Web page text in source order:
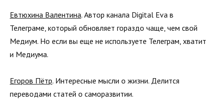
Евтюхина Валентина. Автор канала Digital Eva в
Телеграме, который обновляет гораздо чаще, чем свой
Медиум. Но если вы еще не используете Телеграм, хватит
и Медиума.
Егоров Пётр. Интересные мысли о жизни. Делится
переводами статей о саморазвитии.